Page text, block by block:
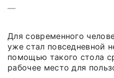
—
Для современного
уже стал повседневной
помощью такого стола
рабочее место для